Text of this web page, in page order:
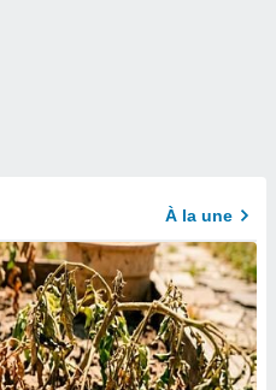
À la une